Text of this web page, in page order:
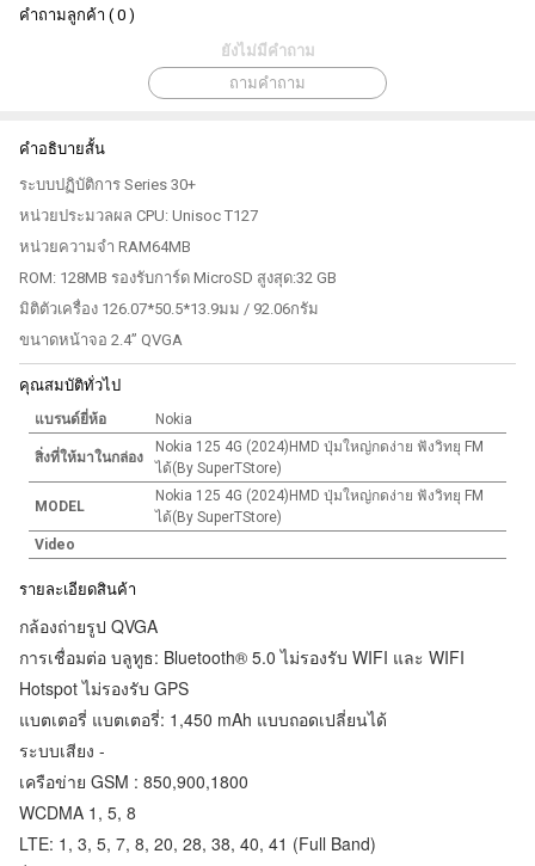
คำถามลูกค้า ( 0 )
ยังไม่มีคำถาม
ถามคำถาม
คำอธิบายสั้น
ระบบปฏิบัติการ Series 30+
หน่วยประมวลผล CPU: Unisoc T127
หน่วยความจำ RAM64MB
ROM: 128MB รองรับการ์ด MicroSD สูงสุด:32 GB
มิติตัวเครื่อง 126.07*50.5*13.9มม / 92.06กรัม
ขนาดหน้าจอ 2.4” QVGA
คุณสมบัติทั่วไป
แบรนด์ยี่ห้อ Nokia
สิ่งที่ให้มาในกล่อง
Nokia 125 4G (2024)HMD ปุ่มใหญ่กดง่าย ฟังวิทยุ FM
ได้(By SuperTStore)
MODEL
Nokia 125 4G (2024)HMD ปุ่มใหญ่กดง่าย ฟังวิทยุ FM
ได้(By SuperTStore)
Video
รายละเอียดสินค้า
กล้องถ่ายรูป QVGA
การเชื่อมต่อ บลูทูธ: Bluetooth® 5.0 ไม่รองรับ WIFI และ WIFI
Hotspot ไม่รองรับ GPS
แบตเตอรี่ แบตเตอรี่: 1,450 mAh แบบถอดเปลี่ยนได้
ระบบเสียง -
เครือข่าย GSM : 850,900,1800
WCDMA 1, 5, 8
LTE: 1, 3, 5, 7, 8, 20, 28, 38, 40, 41 (Full Band)